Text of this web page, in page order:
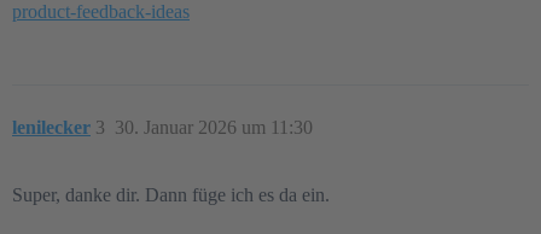
product-feedback-ideas
lenilecker 30. Januar 2026 um 11:30
3
Super, danke dir. Dann füge ich es da ein.